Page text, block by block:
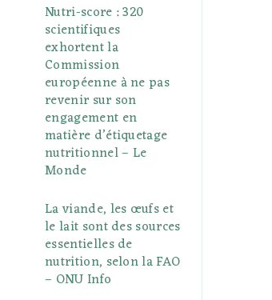
Nutri-score : 320
scientifiques
exhortent la
Commission
européenne à ne pas
revenir sur son
engagement en
matière d’étiquetage
nutritionnel – Le
Monde
La viande, les œufs et
le lait sont des sources
essentielles de
nutrition, selon la FAO
– ONU Info